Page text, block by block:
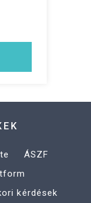
ÁSZF
kérdések